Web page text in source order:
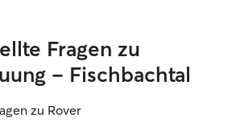
Fragen zu
– Fischbachtal
zu Rover